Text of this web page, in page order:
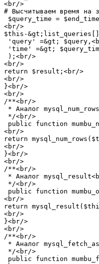
<br/>
# Высчитываем время на
$query_time =
<br/>
$this-
'query' =&gt;
'time' =&gt;
);<br/>
<br/>
return $result;<br/>
<br/>
}<br/>
<br/>
/**<br/>
* Аналог
*/<br/>
public function
<br/>
return
<br/>
}<br/>
<br/>
/**<br/>
* Аналог
*/<br/>
public function
<br/>
return
<br/>
}<br/>
<br/>
/**<br/>
* Аналог
*/<br/>
public function